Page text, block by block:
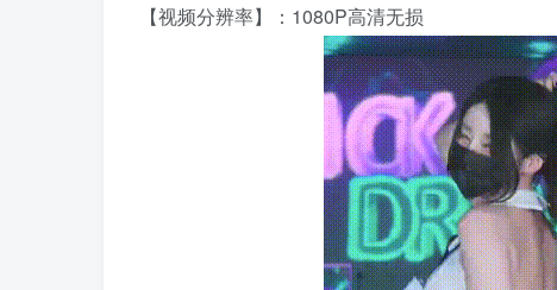
【视频分辨率】：1080P高清无损